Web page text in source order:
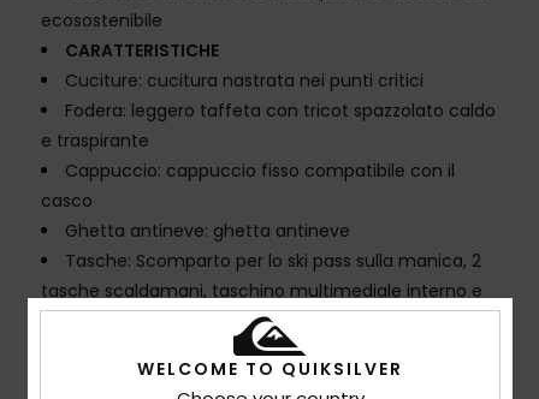
ecosostenibile
CARATTERISTICHE
Cuciture: cucitura nastrata nei punti critici
Fodera: leggero taffeta con tricot spazzolato caldo
e traspirante
Cappuccio: cappuccio fisso compatibile con il
casco
Ghetta antineve: ghetta antineve
Tasche: Scomparto per lo ski pass sulla manica, 2
tasche scaldamani, taschino multimediale interno e
grande tasca interna in rete
Ventilazione: prese d'aria in rete sotto le braccia
WELCOME TO QUIKSILVER